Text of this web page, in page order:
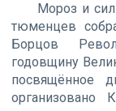
Мороз и
тюменцев
Борцов
годовщину
посвящённое
организовано